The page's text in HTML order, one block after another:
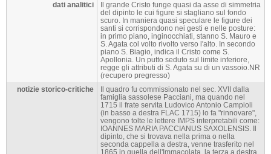
dati analitici
Il grande Cristo funge quasi da asse di simmetria
del dipinto le cui figure si stagliano sul fondo
scuro. In maniera quasi speculare le figure dei
santi si corrispondono nei gesti e nelle posture:
in primo piano, inginocchiati, stanno S. Mauro e
S. Agata col volto rivolto verso l'alto. In secondo
piano S. Biagio, indica il Cristo come S.
Apollonia. Un putto seduto sul limite inferiore,
regge gli attributi di S. Agata su di un vassoio.NR
(recupero pregresso)
notizie storico-critiche
Il quadro fu commissionato nel sec. XVII dalla
famiglia sassolese Pacciani, ma quando nel
1715 il frate servita Ludovico Antonio Campioli
(in basso a destra FLAC 1715) lo fa "rinnovare",
vengono tolte le lettere IMPS interpretabili come:
IOANNES MARIA PACCIANUS SAXOLENSIS. Il
dipinto, che si trovava nella prima o nella
seconda cappella a destra, venne trasferito nel
1865 in quella dell'Immacolata, la terza a destra